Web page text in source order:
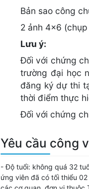
Bản sao công
2 ảnh 4x6
Lưu ý:
Đối với chứng
trường đại học
đăng ký dự thi
thời điểm thực
Đối với chứng
Yêu cầu công
- Độ tuổi: không quá 32
ứng viên đã có tối thiểu